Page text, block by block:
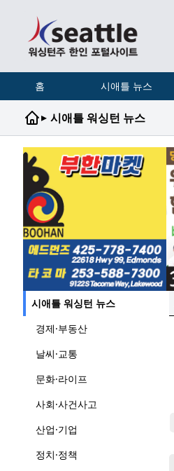
홈 시애틀 뉴스
▸ 시애틀 워싱턴 뉴스
시애틀 워싱턴 뉴스
경제·부동산
날씨·교통
문화·라이프
사회·사건사고
산업·기업
정치·정책